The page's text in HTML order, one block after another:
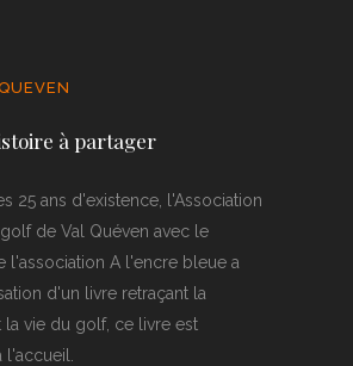
à partager
25 ans d'existence, l'Association
de Val Quéven avec le
l'association A l'encre bleue a
d'un livre retraçant la
la vie du golf, ce livre est